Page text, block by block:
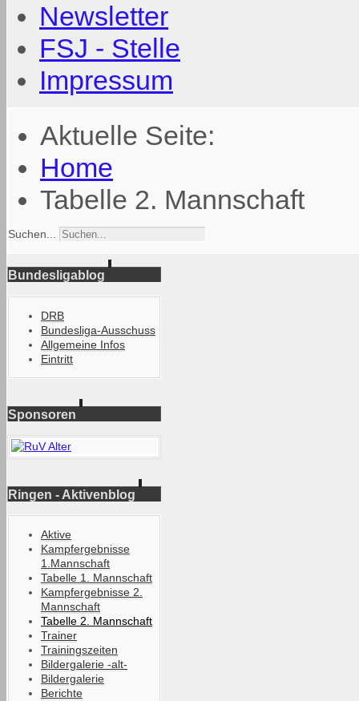
Newsletter
FSJ - Stelle
Impressum
Aktuelle Seite:
Home
Tabelle 2. Mannschaft
Suchen...
Bundesligablog
DRB
Bundesliga-Ausschuss
Allgemeine Infos
Eintritt
Sponsoren
Ringen - Aktivenblog
Aktive
Kampfergebnisse
1.Mannschaft
Tabelle 1. Mannschaft
Kampfergebnisse 2.
Mannschaft
Tabelle 2. Mannschaft
Trainer
Trainingszeiten
Bildergalerie -alt-
Bildergalerie
Berichte